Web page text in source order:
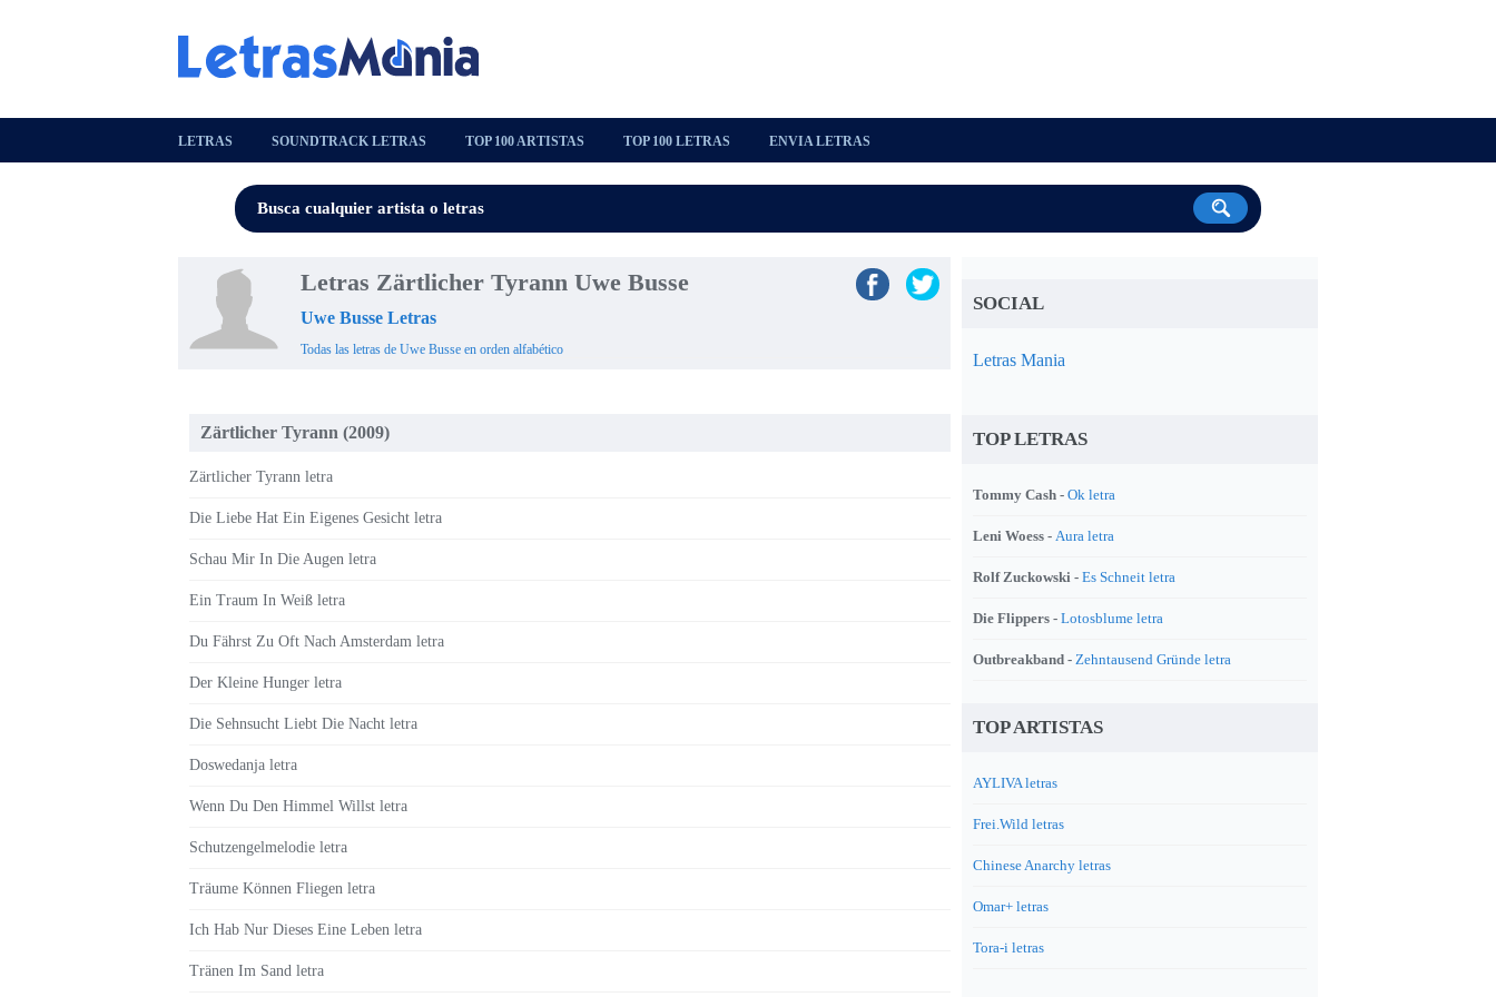
LETRAS SOUNDTRACK LETRAS TOP 100 ARTISTAS TOP 100 LETRAS ENVIA LETRAS
Letras Zärtlicher Tyrann Uwe Busse
Uwe Busse Letras
Todas las letras de Uwe Busse en orden alfabético
Zärtlicher Tyrann (2009)
Zärtlicher Tyrann letra
Die Liebe Hat Ein Eigenes Gesicht letra
Schau Mir In Die Augen letra
Ein Traum In Weiß letra
Du Fährst Zu Oft Nach Amsterdam letra
Der Kleine Hunger letra
Die Sehnsucht Liebt Die Nacht letra
Doswedanja letra
Wenn Du Den Himmel Willst letra
Schutzengelmelodie letra
Träume Können Fliegen letra
Ich Hab Nur Dieses Eine Leben letra
Tränen Im Sand letra
SOCIAL
Letras Mania
TOP LETRAS
Tommy Cash - Ok letra
Leni Woess - Aura letra
Rolf Zuckowski - Es Schneit letra
Die Flippers - Lotosblume letra
Outbreakband - Zehntausend Gründe letra
TOP ARTISTAS
AYLIVA letras
Frei.Wild letras
Chinese Anarchy letras
Omar+ letras
Tora-i letras